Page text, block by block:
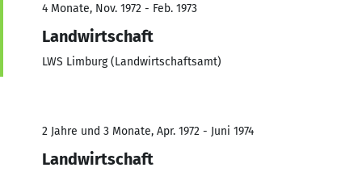
4 Monate, Nov. 1972 - Feb. 1973
Landwirtschaft
LWS Limburg (Landwirtschaftsamt)
2 Jahre und 3 Monate, Apr. 1972 - Juni 1974
Landwirtschaft